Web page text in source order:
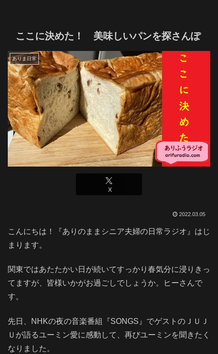
ここに決めた！ 美味しいパンを探さんぽ
ありま日常
X
2022.03.05
こんにちは！『ありのままシニア夫婦の日常ラジオ』はじ
まります。
関東ではあたたかい日が続いてすっかり春気分に浸りきっ
てますが、皆様いかがお過ごしでしょうか。ヒーさんで
す。
先日、NHKの夜の音楽番組『SONGS』でゲストのＪＵＪ
Ｕが語るユーミン愛に感動して、再びユーミンを聞きたく
なりました。